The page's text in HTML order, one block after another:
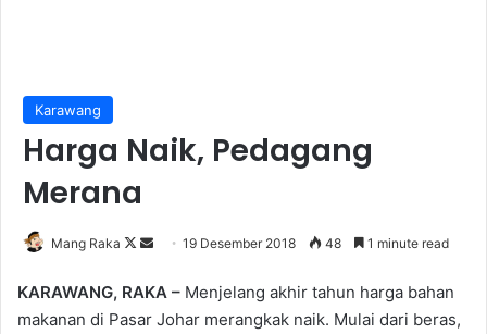
Karawang
Harga Naik, Pedagang
Merana
Mang Raka
Follow
X
Send
email
19 Desember 2018 48 1 minute read
KARAWANG, RAKA – Menjelang akhir tahun harga bahan
makanan di Pasar Johar merangkak naik. Mulai dari beras,